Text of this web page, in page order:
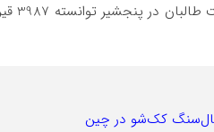
کک‌شو در چین